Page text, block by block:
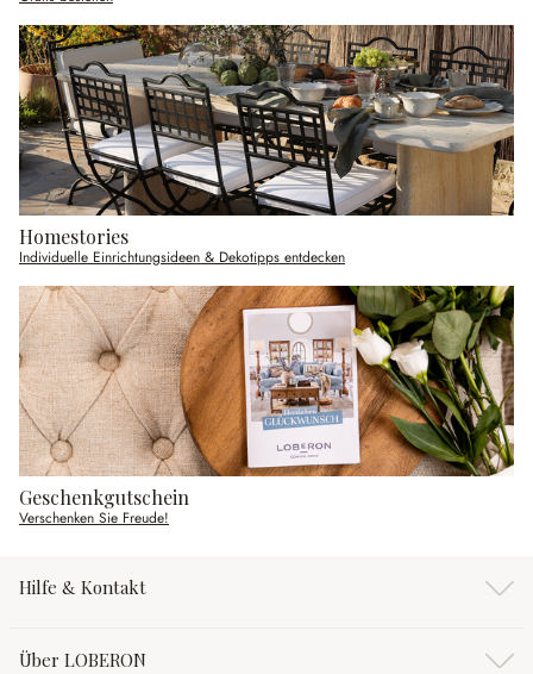
Homestories
Individuelle Einrichtungsideen & Dekotipps entdecken
Geschenkgutschein
Verschenken Sie Freude!
Hilfe & Kontakt
Über LOBERON